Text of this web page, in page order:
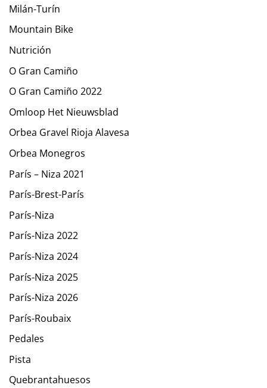
Milán-Turín
Mountain Bike
Nutrición
O Gran Camiño
O Gran Camiño 2022
Omloop Het Nieuwsblad
Orbea Gravel Rioja Alavesa
Orbea Monegros
París – Niza 2021
París-Brest-París
París-Niza
París-Niza 2022
París-Niza 2024
París-Niza 2025
París-Niza 2026
París-Roubaix
Pedales
Pista
Quebrantahuesos